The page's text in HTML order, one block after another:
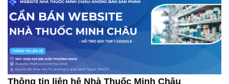
Thông tin liên hệ Nhà Thuốc Minh Châu